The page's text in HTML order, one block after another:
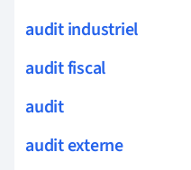
audit industriel
audit fiscal
audit
audit externe